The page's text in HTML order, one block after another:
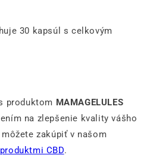
30 kapsúl s celkovým
produktom MAMAGELULES
na zlepšenie kvality vášho
zakúpiť v našom
CBD.